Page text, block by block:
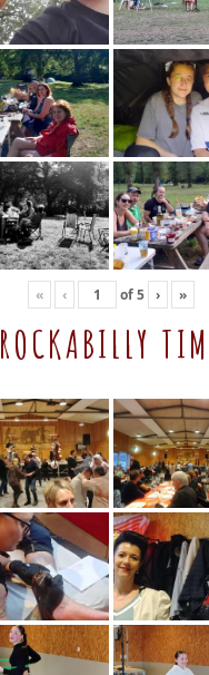
« ‹ of5 › »
ROCKABILLY